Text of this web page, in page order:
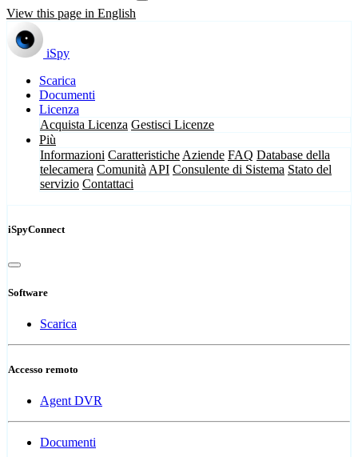
View this page in English
iSpy
Scarica
Documenti
Licenza
Acquista Licenza Gestisci Licenze
Più
Informazioni Caratteristiche Aziende FAQ Database della
telecamera Comunità API Consulente di Sistema Stato del
servizio Contattaci
iSpyConnect
Software
Scarica
Accesso remoto
Agent DVR
Documenti